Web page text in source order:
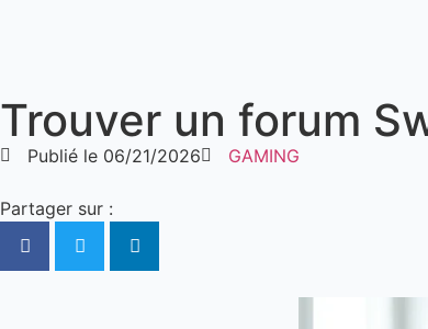
Trouver un forum
Publié le 06/21/2026 GAMING
Partager sur :